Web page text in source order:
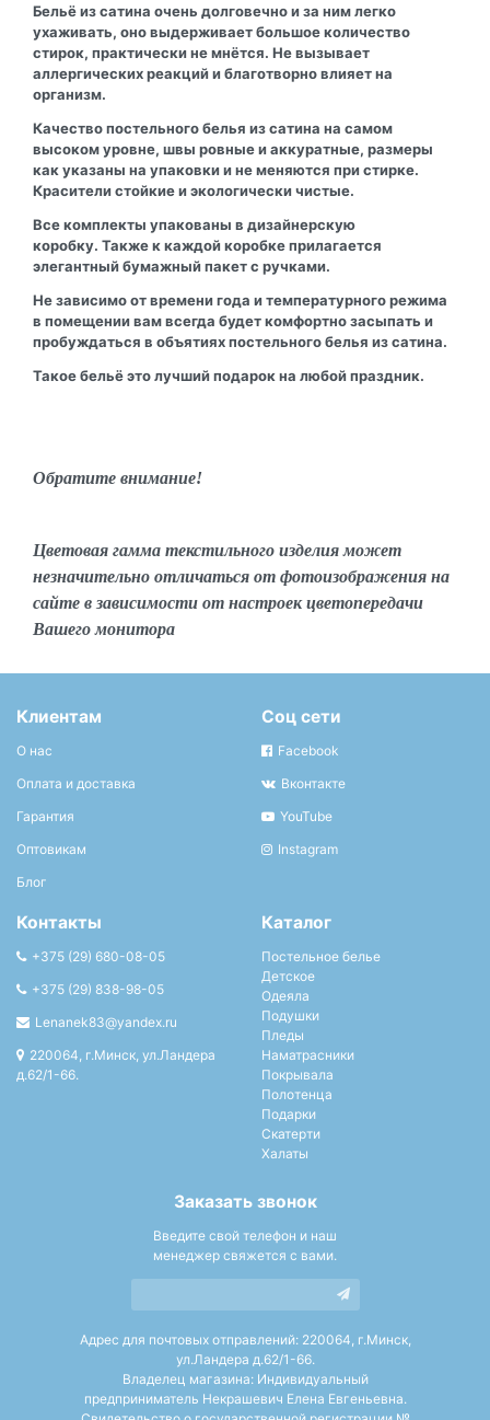
Бельё из сатина очень долговечно и за ним легко
ухаживать, оно выдерживает большое количество
стирок, практически не мнётся. Не вызывает
аллергических реакций и благотворно влияет на
организм.
Качество постельного белья из сатина на самом
высоком уровне, швы ровные и аккуратные, размеры
как указаны на упаковки и не меняются при стирке.
Красители стойкие и экологически чистые.
Все комплекты упакованы в дизайнерскую
коробку. Также к каждой коробке прилагается
элегантный бумажный пакет с ручками.
Не зависимо от времени года и температурного режима
в помещении вам всегда будет комфортно засыпать и
пробуждаться в объятиях постельного белья из сатина.
Такое бельё это лучший подарок на любой праздник.
Обратите внимание!
Цветовая гамма текстильного изделия может
незначительно отличаться от фотоизображения на
сайте в зависимости от настроек цветопередачи
Вашего монитора
Клиентам
О нас
Оплата и доставка
Гарантия
Оптовикам
Блог
Соц сети
Facebook
Вконтакте
YouTube
Instagram
Контакты
+375 (29) 680-08-05
+375 (29) 838-98-05
Lenanek83@yandex.ru
220064, г.Минск, ул.Ландера
д.62/1-66.
Каталог
Постельное белье
Детское
Одеяла
Подушки
Пледы
Наматрасники
Покрывала
Полотенца
Подарки
Скатерти
Халаты
Заказать звонок
Введите свой телефон и наш
менеджер свяжется с вами.
Адрес для почтовых отправлений: 220064, г.Минск,
ул.Ландера д.62/1-66.
Владелец магазина: Индивидуальный
предприниматель Некрашевич Елена Евгеньевна.